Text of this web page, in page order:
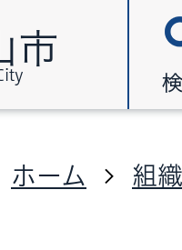
市
ホーム 組